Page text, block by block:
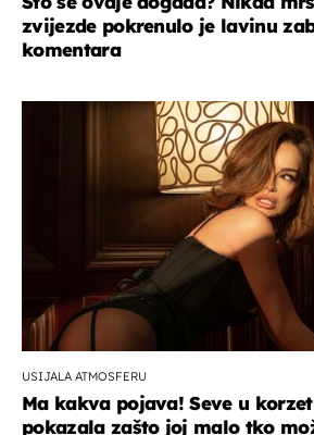
zvijezde pokrenulo je lavinu
komentara
USIJALA ATMOSFERU
Ma kakva pojava! Seve u
pokazala zašto joj malo tko